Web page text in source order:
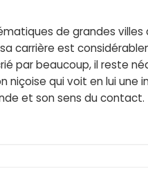
de grandes villes
carrière est
par beaucoup, il reste
niçoise qui voit en lui une
et son sens du contact.